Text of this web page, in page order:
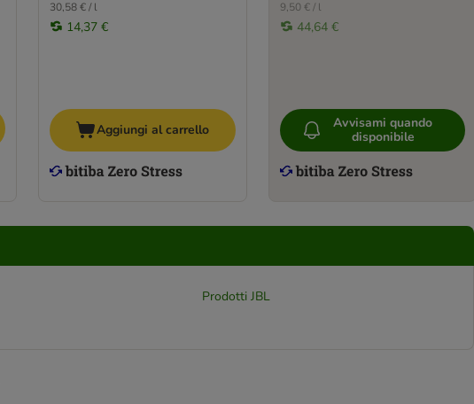
30,58 € / l
14,37 €
Aggiungi al carrello
9,50 € / l
44,64 €
Avvisami quando
disponibile
Prodotti JBL